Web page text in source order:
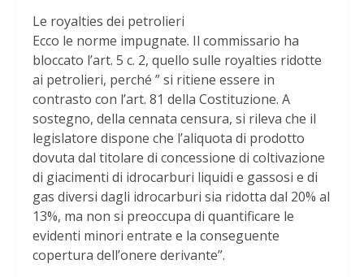
Le royalties dei petrolieri
Ecco le norme impugnate. Il commissario ha
bloccato l’art. 5 c. 2, quello sulle royalties ridotte
ai petrolieri, perché ” si ritiene essere in
contrasto con l’art. 81 della Costituzione. A
sostegno, della cennata censura, si rileva che il
legislatore dispone che l’aliquota di prodotto
dovuta dal titolare di concessione di coltivazione
di giacimenti di idrocarburi liquidi e gassosi e di
gas diversi dagli idrocarburi sia ridotta dal 20% al
13%, ma non si preoccupa di quantificare le
evidenti minori entrate e la conseguente
copertura dell’onere derivante”.